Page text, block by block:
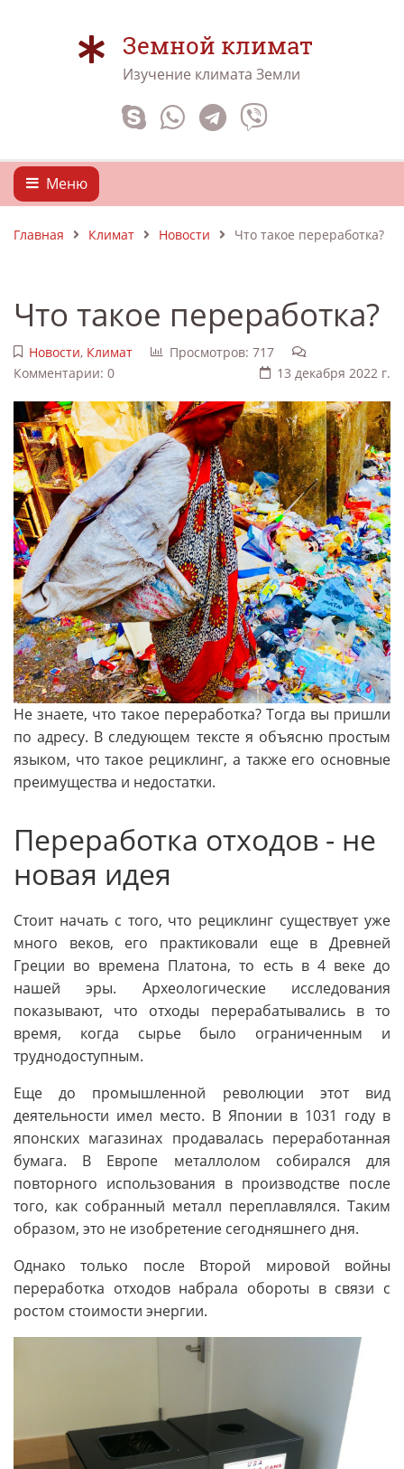
Земной климат
Изучение климата Земли
Меню
Главная Климат Новости Что такое переработка?
Что такое переработка?
Новости, Климат
Просмотров: 717
Комментарии: 0
13 декабря 2022 г.
Не знаете, что такое переработка? Тогда вы пришли
по адресу. В следующем тексте я объясню простым
языком, что такое рециклинг, а также его основные
преимущества и недостатки.
Переработка отходов - не
новая идея
Стоит начать с того, что рециклинг существует уже
много веков, его практиковали еще в Древней
Греции во времена Платона, то есть в 4 веке до
нашей эры. Археологические исследования
показывают, что отходы перерабатывались в то
время, когда сырье было ограниченным и
труднодоступным.
Еще до промышленной революции этот вид
деятельности имел место. В Японии в 1031 году в
японских магазинах продавалась переработанная
бумага. В Европе металлолом собирался для
повторного использования в производстве после
того, как собранный металл переплавлялся. Таким
образом, это не изобретение сегодняшнего дня.
Однако только после Второй мировой войны
переработка отходов набрала обороты в связи с
ростом стоимости энергии.